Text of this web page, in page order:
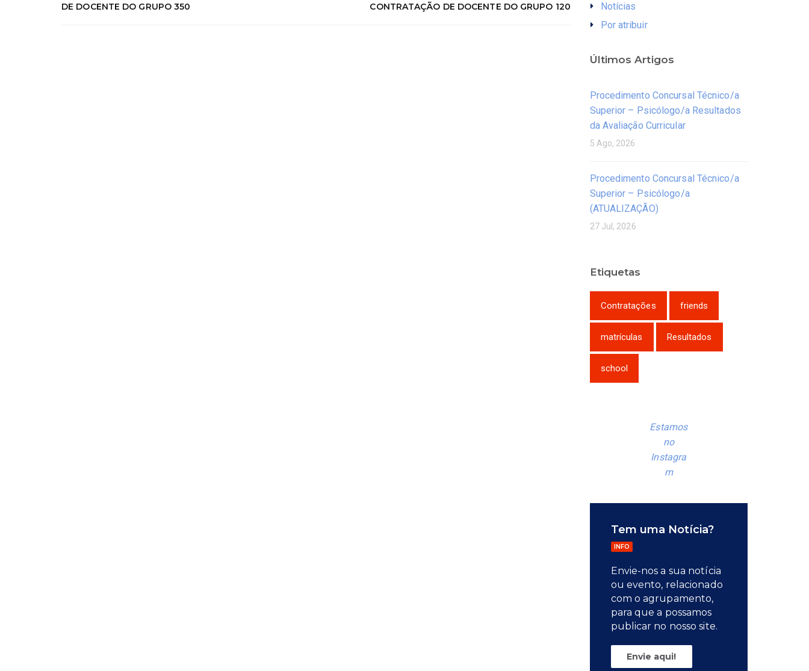
DE DOCENTE DO GRUPO 350
CONTRATAÇÃO DE DOCENTE DO GRUPO 120
Notícias
Por atribuir
Últimos Artigos
Procedimento Concursal Técnico/a
Superior – Psicólogo/a Resultados
da Avaliação Curricular
5 Ago, 2026
Procedimento Concursal Técnico/a
Superior – Psicólogo/a
(ATUALIZAÇÃO)
27 Jul, 2026
Etiquetas
Contratações friends
matrículas Resultados
school
Estamos
no
Instagra
m
Tem uma Notícia?
INFO
Envie-nos a sua notícia
ou evento, relacionado
com o agrupamento,
para que a possamos
publicar no nosso site.
Envie aqui!